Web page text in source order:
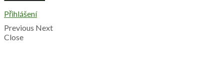
Přihlášení
Previous Next
Close